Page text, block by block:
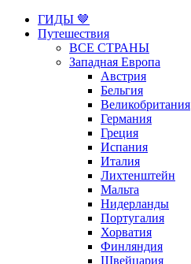
ГИДЫ 🤎
Путешествия
ВСЕ СТРАНЫ
Западная Европа
Австрия
Бельгия
Великобритания
Германия
Греция
Испания
Италия
Лихтенштейн
Мальта
Нидерланды
Португалия
Хорватия
Финляндия
Швейцария